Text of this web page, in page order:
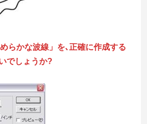
らかな波線」を､正確に作成する
でしょうか?